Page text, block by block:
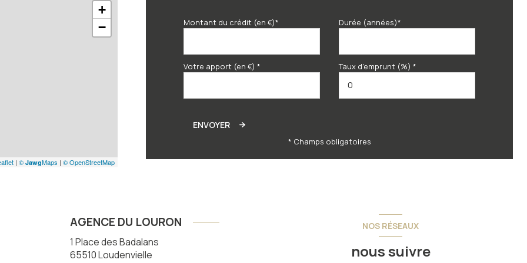
+
−
| © JawgMaps | © OpenStreetMap
Montant du crédit (en €)* Durée (années)*
Votre apport (en €) * Taux d'emprunt (%) *
ENVOYER
* Champs obligatoires
AGENCE DU LOURON
1 Place des Badalans
65510Loudenvielle
NOS RÉSEAUX
nous suivre